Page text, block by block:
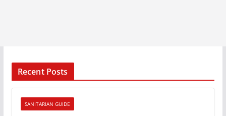
Recent Posts
SANITARIAN GUIDE